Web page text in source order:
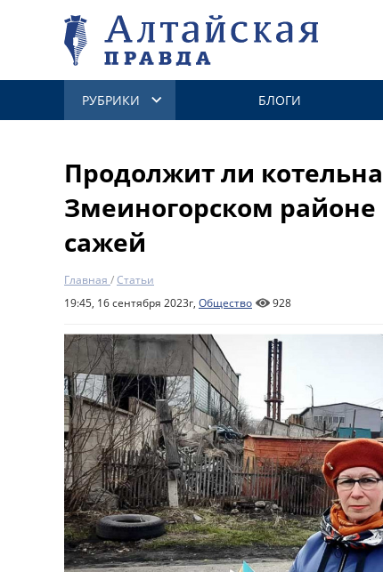
РУБРИКИ БЛОГИ
Продолжит ли
Змеиногорском
сажей
Главная /Статьи
19:45, 16 сентября 2023г, Общество 928